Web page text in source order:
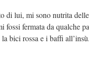
di lui, mi sono nutrita
fermata da qualche
bici rossa e i baffi